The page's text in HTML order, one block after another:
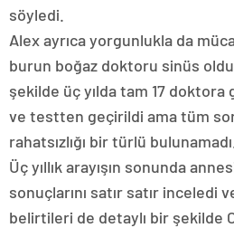
söyledi.
Alex ayrıca yorgunlukla da
burun boğaz doktoru sinüs
şekilde üç yılda tam 17
ve testten geçirildi ama tüm
rahatsızlığı bir türlü bulunamadı.
Üç yıllık arayışın sonunda
sonuçlarını satır satır inceledi
belirtileri de detaylı bir şekilde